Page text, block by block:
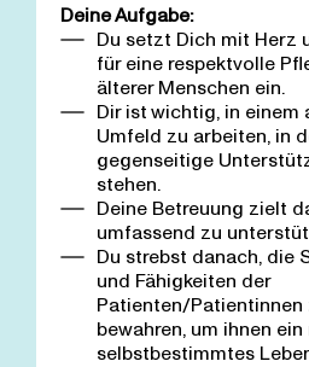
Deine Aufgabe:
Du setzt Dich mit Herz
für eine respektvolle
älterer Menschen ein.
Dir ist wichtig, in
Umfeld zu arbeiten, in
gegenseitige
stehen.
Deine Betreuung zielt
umfassend zu
Du strebst danach, die
und Fähigkeiten der
Patienten/
bewahren, um ihnen
selbstbestimmtes